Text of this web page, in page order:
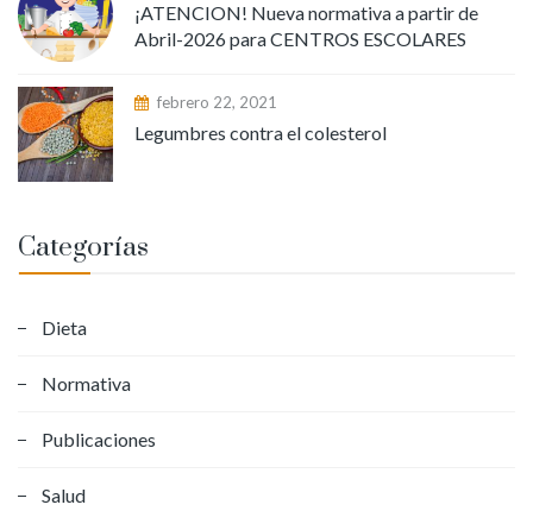
¡ATENCION! Nueva normativa a partir de
Abril-2026 para CENTROS ESCOLARES
febrero 22, 2021
Legumbres contra el colesterol
Categorías
Dieta
Normativa
Publicaciones
Salud